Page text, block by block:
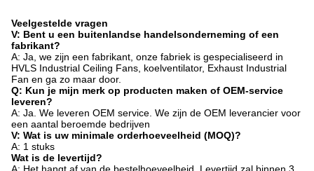
Veelgestelde vragen
V: Bent u een buitenlandse handelsonderneming of een
fabrikant?
A: Ja, we zijn een fabrikant, onze fabriek is gespecialiseerd in
HVLS Industrial Ceiling Fans, koelventilator, Exhaust Industrial
Fan en ga zo maar door.
Q: Kun je mijn merk op producten maken of OEM-service
leveren?
A: Ja. We leveren OEM service. We zijn de OEM leverancier voor
een aantal beroemde bedrijven
V: Wat is uw minimale orderhoeveelheid (MOQ)?
A: 1 stuks
Wat is de levertijd?